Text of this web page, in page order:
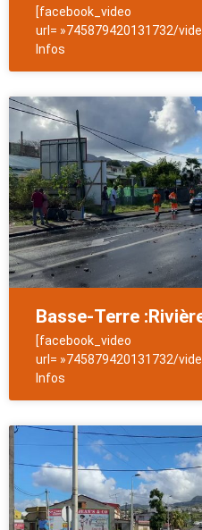
[facebook_video
url= »745879420131732/
Infos
Basse-Terre
[facebook_video
url= »745879420131732/
Infos